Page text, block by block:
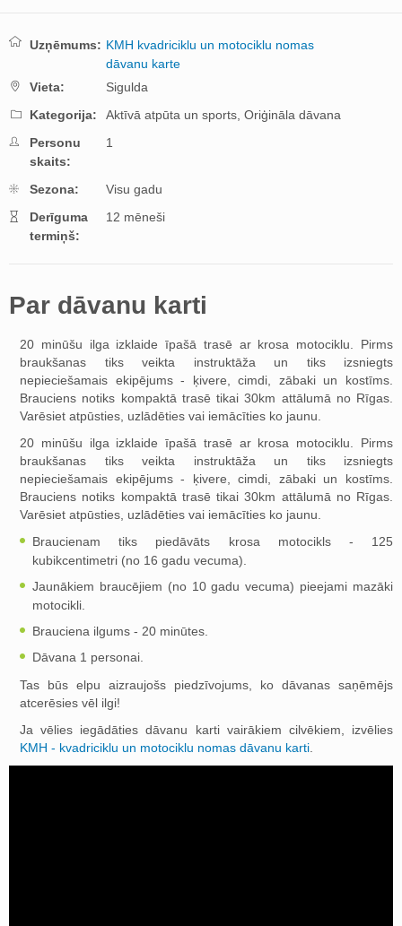
Uzņēmums: KMH kvadriciklu un motociklu nomas
dāvanu karte
Vieta:
Sigulda
Kategorija:
Aktīvā atpūta un sports, Oriģināla dāvana
Personu
skaits:
1
Sezona:
Visu gadu
Derīguma
termiņš:
12 mēneši
Par dāvanu karti
20 minūšu ilga izklaide īpašā trasē ar krosa motociklu. Pirms
braukšanas tiks veikta instruktāža un tiks izsniegts
nepieciešamais ekipējums - ķivere, cimdi, zābaki un kostīms.
Brauciens notiks kompaktā trasē tikai 30km attālumā no Rīgas.
Varēsiet atpūsties, uzlādēties vai iemācīties ko jaunu.
20 minūšu ilga izklaide īpašā trasē ar krosa motociklu. Pirms
braukšanas tiks veikta instruktāža un tiks izsniegts
nepieciešamais ekipējums - ķivere, cimdi, zābaki un kostīms.
Brauciens notiks kompaktā trasē tikai 30km attālumā no Rīgas.
Varēsiet atpūsties, uzlādēties vai iemācīties ko jaunu.
Braucienam tiks piedāvāts krosa motocikls - 125
kubikcentimetri (no 16 gadu vecuma).
Jaunākiem braucējiem (no 10 gadu vecuma) pieejami mazāki
motocikli.
Brauciena ilgums - 20 minūtes.
Dāvana 1 personai.
Tas būs elpu aizraujošs piedzīvojums, ko dāvanas saņēmējs
atcerēsies vēl ilgi!
Ja vēlies iegādāties dāvanu karti vairākiem cilvēkiem, izvēlies
KMH - kvadriciklu un motociklu nomas dāvanu karti